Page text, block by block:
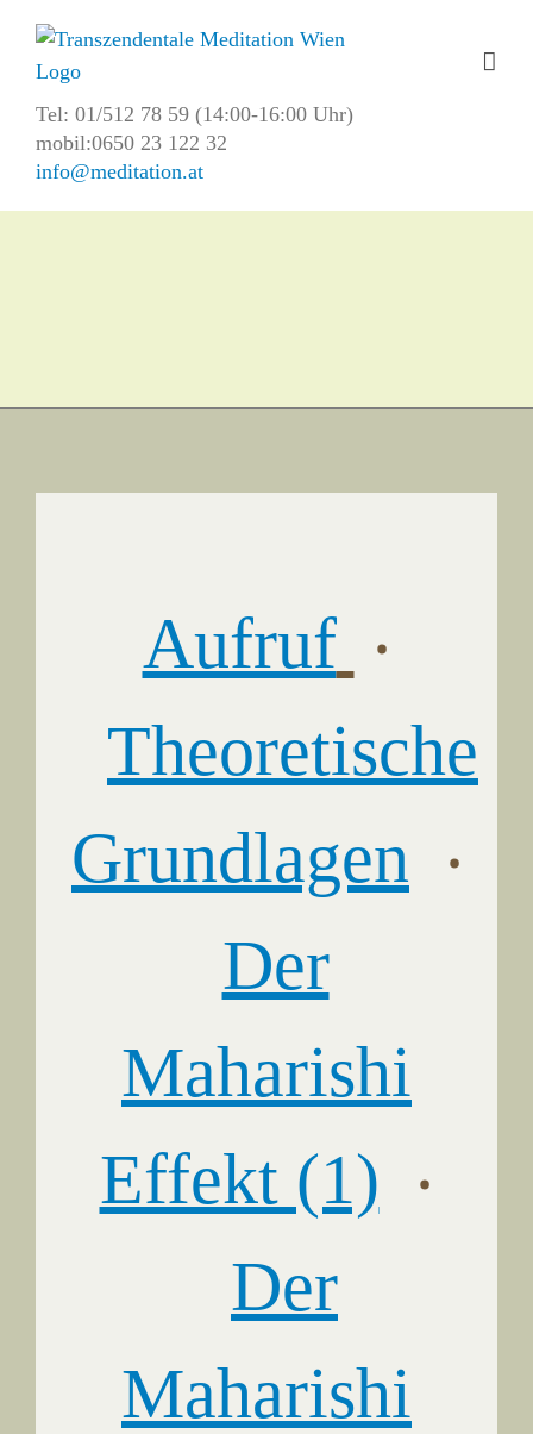
content
Tel: 01/512 78 59 (14:00-16:00 Uhr)
mobil:0650 23 122 32
info@meditation.at
Aufruf ‧
Theoretische
Grundlagen ‧
Der
Maharishi
Effekt (1) ‧
Der
Maharishi